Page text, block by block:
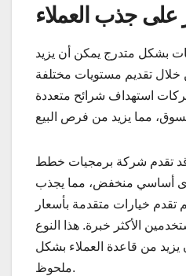
على جذب العملاء
بشكل متدرج يمكن أن يزيد
خلال تقديم مستويات مختلفة
استهداف شرائح متعددة
قد تقدم شركة برمجيات خطط
أساسي منخفض، مما يجذب
تقدم خيارات متقدمة بأسعار
الأكثر خبرة. هذا النوع
من قاعدة العملاء بشكل
ملحوظ.